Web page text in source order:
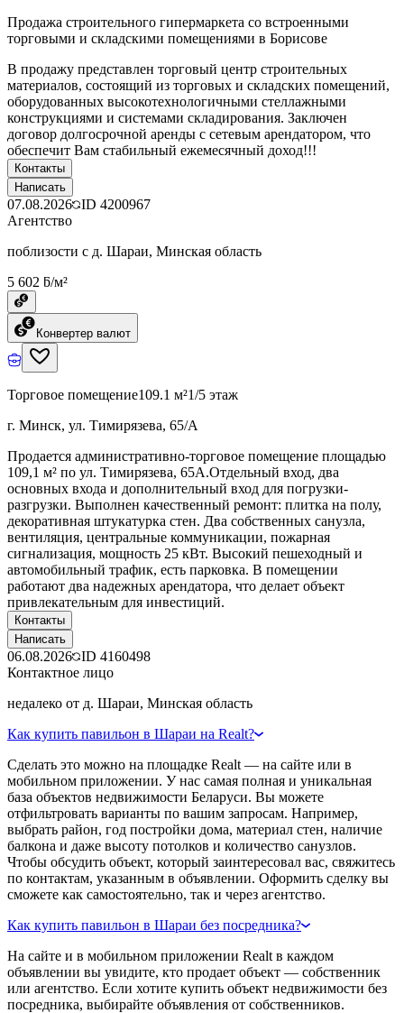
Продажа строительного гипермаркета со встроенными
торговыми и складскими помещениями в Борисове
В продажу представлен торговый центр строительных
материалов, состоящий из торговых и складских помещений,
оборудованных высокотехнологичными стеллажными
конструкциями и системами складирования. Заключен
договор долгосрочной аренды с сетевым арендатором, что
обеспечит Вам стабильный ежемесячный доход!!!
Контакты
Написать
07.08.2026 ID 4200967
Агентство
поблизости с д. Шараи, Минская область
5 602 ƃ/м²
Конвертер валют
Торговое помещение109.1 м²1/5 этаж
г. Минск, ул. Тимирязева, 65/А
Продается административно-торговое помещение площадью
109,1 м² по ул. Тимирязева, 65А.Отдельный вход, два
основных входа и дополнительный вход для погрузки-
разгрузки. Выполнен качественный ремонт: плитка на полу,
декоративная штукатурка стен. Два собственных санузла,
вентиляция, центральные коммуникации, пожарная
сигнализация, мощность 25 кВт. Высокий пешеходный и
автомобильный трафик, есть парковка. В помещении
работают два надежных арендатора, что делает объект
привлекательным для инвестиций.
Контакты
Написать
06.08.2026 ID 4160498
Контактное лицо
недалеко от д. Шараи, Минская область
Как купить павильон в Шараи на Realt?
Сделать это можно на площадке Realt — на сайте или в
мобильном приложении. У нас самая полная и уникальная
база объектов недвижимости Беларуси. Вы можете
отфильтровать варианты по вашим запросам. Например,
выбрать район, год постройки дома, материал стен, наличие
балкона и даже высоту потолков и количество санузлов.
Чтобы обсудить объект, который заинтересовал вас, свяжитесь
по контактам, указанным в объявлении. Оформить сделку вы
сможете как самостоятельно, так и через агентство.
Как купить павильон в Шараи без посредника?
На сайте и в мобильном приложении Realt в каждом
объявлении вы увидите, кто продает объект — собственник
или агентство. Если хотите купить объект недвижимости без
посредника, выбирайте объявления от собственников.